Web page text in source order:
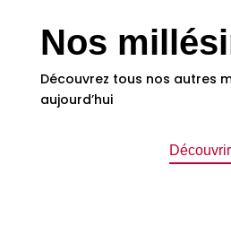
Nos
Découvrez tous nos autres
aujourd’hui
Découvrir